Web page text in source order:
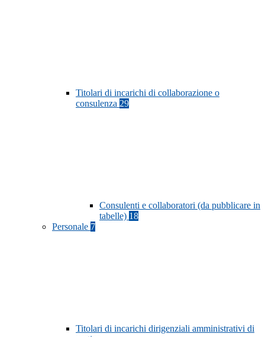
Titolari di incarichi di collaborazione o
consulenza 29
Consulenti e collaboratori (da pubblicare in
tabelle) 18
Personale 7
Titolari di incarichi dirigenziali amministrativi di